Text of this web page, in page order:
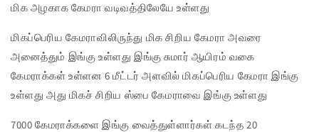
மிக அழகாக கேமரா வடிவத்திலேயே உள்ளது
மிகப்பெரிய கேமராவிலிருந்து மிக சிறிய கேமரா அவரை
அனைத்தும் இங்கு உள்ளது இங்கு சுமார் ஆயிரம் வகை
கேமராக்கள் உள்ளன 6 மீட்டர் அளவில் மிகப்பெரிய கேமரா இங்கு
உள்ளது அது மிகச் சிறிய ஸ்பை கேமராவை இங்கு உள்ளது
7000 கேமராக்களை இங்கு வைத்துள்ளார்கள் கடந்த 20